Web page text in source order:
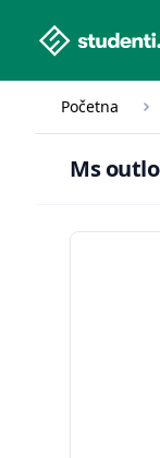
studenti.rs
Početna
Ms